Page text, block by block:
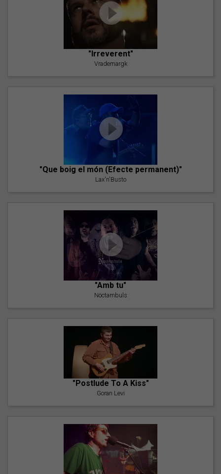
"Irreverent"
Vrademargk
"Que boig el món (Efecte permanent)"
Lax'n'Busto
"Amb tu"
Nöctambuls
"Postlude To A Kiss"
Goran Levi